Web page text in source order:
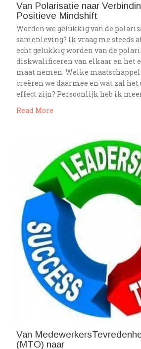
Van Polarisatie naar
Positieve Mindshift
Worden we gelukkig van de
samenleving? Ik vraag me steeds
echt gelukkig worden van de
diskwalificeren van elkaar en het
maat nemen. Welke
creëren we daarmee en wat zal
effect zijn? Persoonlijk heb ik
Read More
Van
(MTO) naar